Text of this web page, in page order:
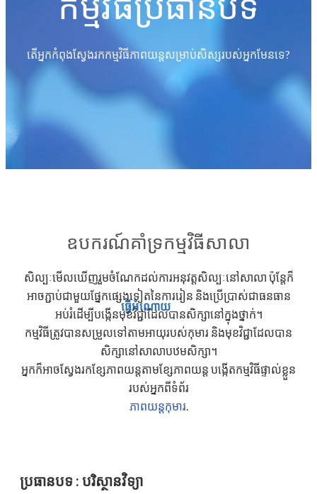
ធ្វើអំណោយ
តើអ្នកកំពុងស្វែងរកកម្មវិធីភាពយន្តសម្រាប់សិស្សរបស់អ្នកមែនទេ?
ឧបករណ៍គាំទ្រកម្មវិធីសាលា
សិល្បៈមើលឃើញរួមចំណែកដល់ការអនុវត្តសិល្បៈនៅសាលា ប៉ុន្តែក៏
អាចភ្ជាប់ជាមួយផ្នែកផ្សេងទៀតនៃការរៀន និងប្រើប្រាស់ជាធនធាន
អប់រំដើម្បីបង្កើនមុខវិជ្ជាដែលបានសិក្សានៅក្នុងថ្នាក់។
កម្មវិធីត្រូវបានសម្រួលទៅតាមអាយុរបស់កុមារ និងមុខវិជ្ជាដែលបាន
សិក្សានៅសាលាបឋមសិក្សា។
អ្នកក៏អាចស្វែងរកខ្សែភាពយន្តតាមខ្សែភាពយន្ត បង្កើតកម្មវិធីផ្ទាល់ខ្លួន
របស់អ្នកពីទំព័រ
ភាពយន្តកុមារ
ប្រធានបទ : បរិស្ថានវិទ្យា